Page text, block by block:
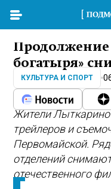
Продолжение
богатыря»
КУЛЬТУРА И СПОРТ
Жители
трейлеров и
Первомайской.
отделений
отечественного